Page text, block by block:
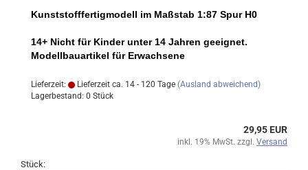
Kunststofffertigmodell im Maßstab 1:87 Spur H0
14+ Nicht für Kinder unter 14 Jahren geeignet.
Modellbauartikel für Erwachsene
Lieferzeit: Lieferzeit ca. 14 - 120 Tage (Ausland abweichend)
Lagerbestand: 0 Stück
29,95 EUR
inkl. 19% MwSt. zzgl. Versand
Stück: